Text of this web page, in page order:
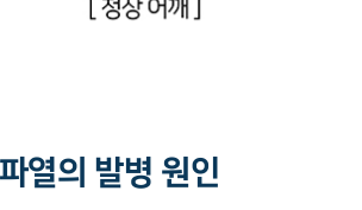
열의 발병 원인